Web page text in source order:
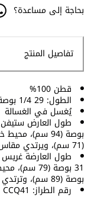
بحاجة إلى مساعدة؟
تفاصيل المنتج
قطن 100%
الطول: 29 1/4 بوصة
يُغسل في الغسالة
(71 سم)، ويرتدي مقاس M
بوصة (89 سم)، وترتدي مقاس S
رقم الطراز: CCQ41